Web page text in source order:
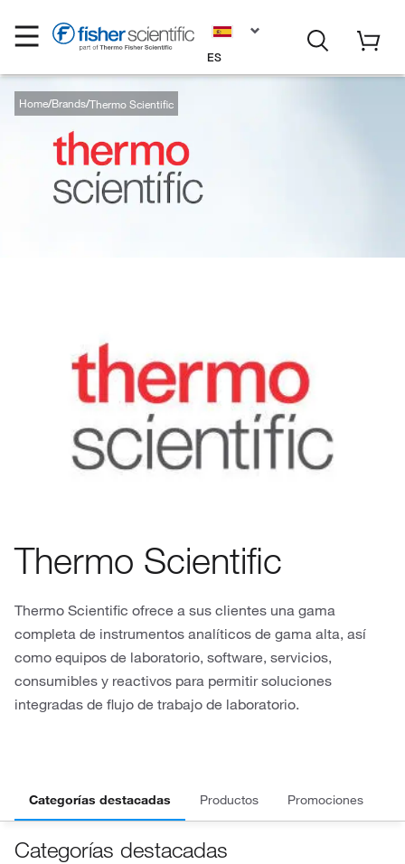
ES
Home Brands Thermo Scientific
Thermo Scientific
Thermo Scientific ofrece a sus clientes una gama
completa de instrumentos analíticos de gama alta, así
como equipos de laboratorio, software, servicios,
consumibles y reactivos para permitir soluciones
integradas de flujo de trabajo de laboratorio.
Categorías destacadas Productos Promociones
Categorías destacadas